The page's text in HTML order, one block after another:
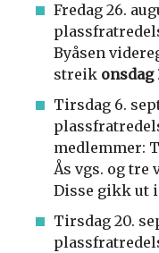
Fredag 26.
Byåsen
streik onsdag
Tirsdag 6.
medlemmer:
Ås vgs. og tre
Disse gikk ut
Tirsdag 20.